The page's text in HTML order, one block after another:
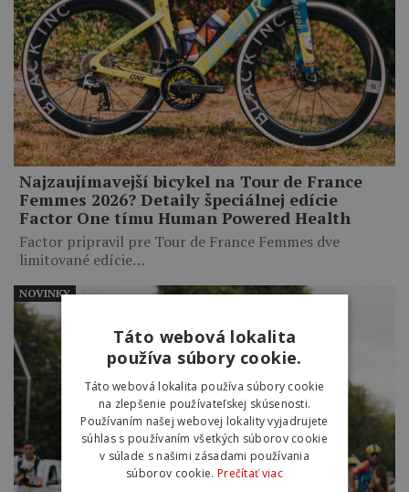
Najzaujímavejší bicykel na Tour de France
Femmes 2026? Detaily špeciálnej edície
Factor One tímu Human Powered Health
Factor pripravil pre Tour de France Femmes dve
limitované edície…
NOVINKY
Táto webová lokalita
používa súbory cookie.
Táto webová lokalita používa súbory cookie
na zlepšenie používateľskej skúsenosti.
Používaním našej webovej lokality vyjadrujete
súhlas s používaním všetkých súborov cookie
v súlade s našimi zásadami používania
súborov cookie. Prečítať viac